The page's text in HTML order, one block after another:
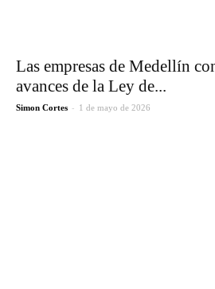
Las empresas de Medellín
avances de la Ley de...
Simon Cortes - 1 de mayo de 2026